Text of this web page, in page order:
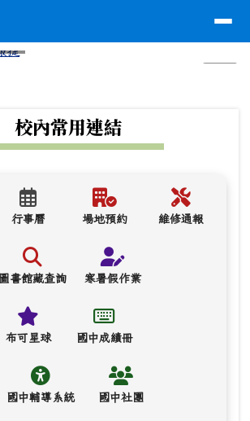
校內常用連結
行事曆 場地預約 維修通報
圖書館藏查詢 寒暑假作業
布可星球 國中成績冊
國中輔導系統 國中社團